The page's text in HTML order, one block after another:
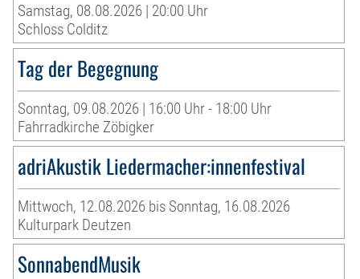
Samstag, 08.08.2026 | 20:00 Uhr
Schloss Colditz
Tag der Begegnung
Sonntag, 09.08.2026 | 16:00 Uhr - 18:00 Uhr
Fahrradkirche Zöbigker
adriAkustik Liedermacher:innenfestival
Mittwoch, 12.08.2026 bis Sonntag, 16.08.2026
Kulturpark Deutzen
SonnabendMusik